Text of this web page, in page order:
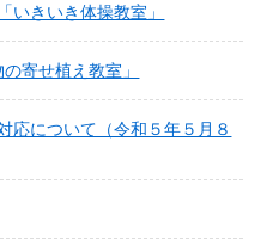
きいき体操教室」
寄せ植え教室」
応について（令和５年５月８